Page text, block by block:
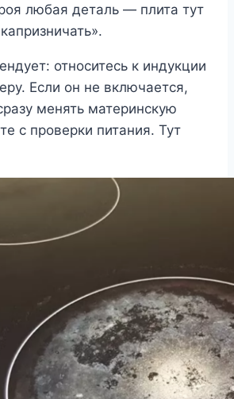
любая деталь ― плита тут
относитесь к индукции
Если он не включается,
менять материнскую
с проверки питания. Тут